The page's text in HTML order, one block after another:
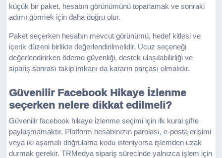
küçük bir paket, hesabın görünümünü toparlamak ve sonraki
adımı görmek için daha doğru olur.
Paket seçerken hesabın mevcut görünümü, hedef kitlesi ve
içerik düzeni birlikte değerlendirilmelidir. Ucuz seçeneği
değerlendirirken ödeme güvenliği, destek ulaşılabilirliği ve
sipariş sonrası takip imkanı da kararın parçası olmalıdır.
Güvenilir Facebook Hikaye İzlenme
seçerken nelere dikkat edilmeli?
Güvenilir facebook hikaye i̇zlenme seçimi için ilk kural şifre
paylaşmamaktır. Platform hesabınızın parolası, e-posta erişimi
veya iki aşamalı doğrulama kodu isteniyorsa işlemden uzak
durmak gerekir. TRMedya sipariş sürecinde yalnızca işlem için